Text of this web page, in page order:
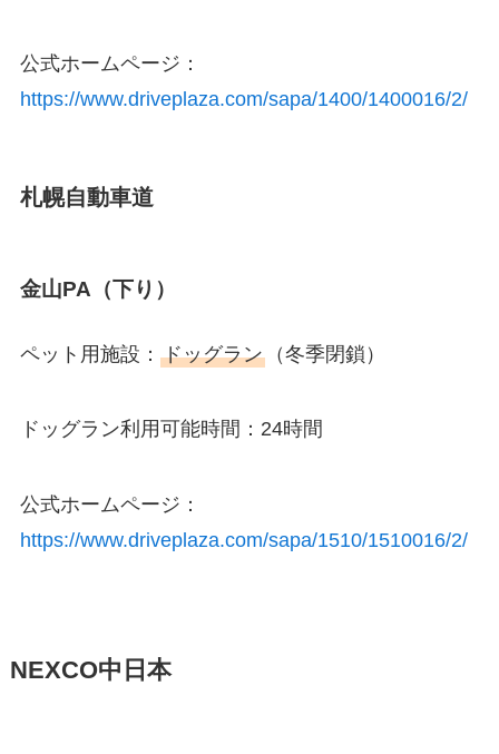
公式ホームページ：
https://www.driveplaza.com/sapa/1400/1400016/2/
札幌自動車道
金山PA（下り）
ペット用施設： ドッグラン（冬季閉鎖）
ドッグラン利用可能時間：24時間
公式ホームページ：
https://www.driveplaza.com/sapa/1510/1510016/2/
NEXCO中日本